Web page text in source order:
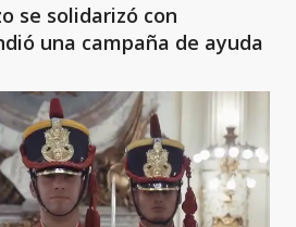
se solidarizó con
una campaña de ayuda